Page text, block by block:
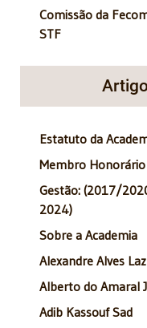
Comissão da
STF
Estatuto da
Membro Honorário
Gestão: (2017/
2024)
Sobre a Academia
Alexandre Alves
Alberto do Amaral
Adib Kassouf Sad